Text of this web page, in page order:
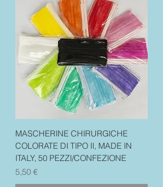
MASCHERINE CHIRURGICHE
COLORATE DI TIPO II, MADE IN
ITALY, 50 PEZZI/CONFEZIONE
Precio
5,50 €